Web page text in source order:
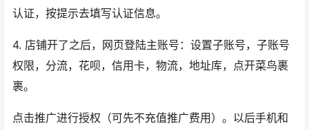
认证，按提示去填写认证信息。
4. 店铺开了之后，网页登陆主账号：设置子账号，子账号
权限，分流，花呗，信用卡，物流，地址库，点开菜鸟裹
裹。
点击推广进行授权（可先不充值推广费用）。以后手机和